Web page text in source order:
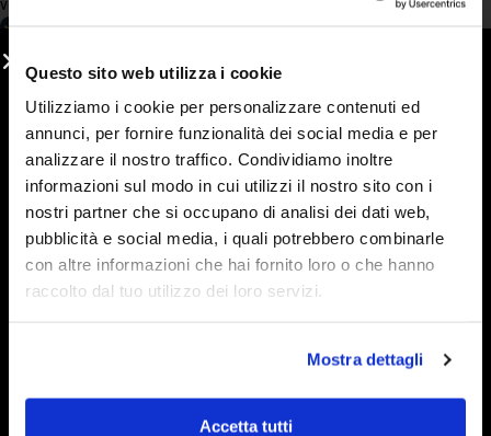
Questo sito web utilizza i cookie
Utilizziamo i cookie per personalizzare contenuti ed
annunci, per fornire funzionalità dei social media e per
analizzare il nostro traffico. Condividiamo inoltre
informazioni sul modo in cui utilizzi il nostro sito con i
nostri partner che si occupano di analisi dei dati web,
pubblicità e social media, i quali potrebbero combinarle
con altre informazioni che hai fornito loro o che hanno
raccolto dal tuo utilizzo dei loro servizi.
Mostra dettagli
Accetta tutti
volendo si può osare di più con una vasta gamma di gusti.
6 Giorni Fa
Ho acquistato di nuovo marmellate e sono strepitose. Condivido
la loro bontà con amici e farò sicuramente altri ordini.
Acquirente verificato
ho conosciuto l'azienda gironzolando sul web alla ricerca di
marmellate che contengano veramente la frutta e devo dire che
le aspettative sono state soddisfatte. Buon prodotto e molto
efficienti anche dal punto di vista della spedizione e consegna